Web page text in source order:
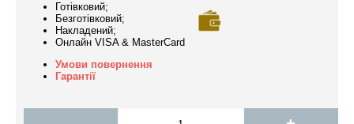
Готівковий;
Безготівковий;
Накладений;
Онлайн VISA & MasterCard
Умови повернення
Гарантії